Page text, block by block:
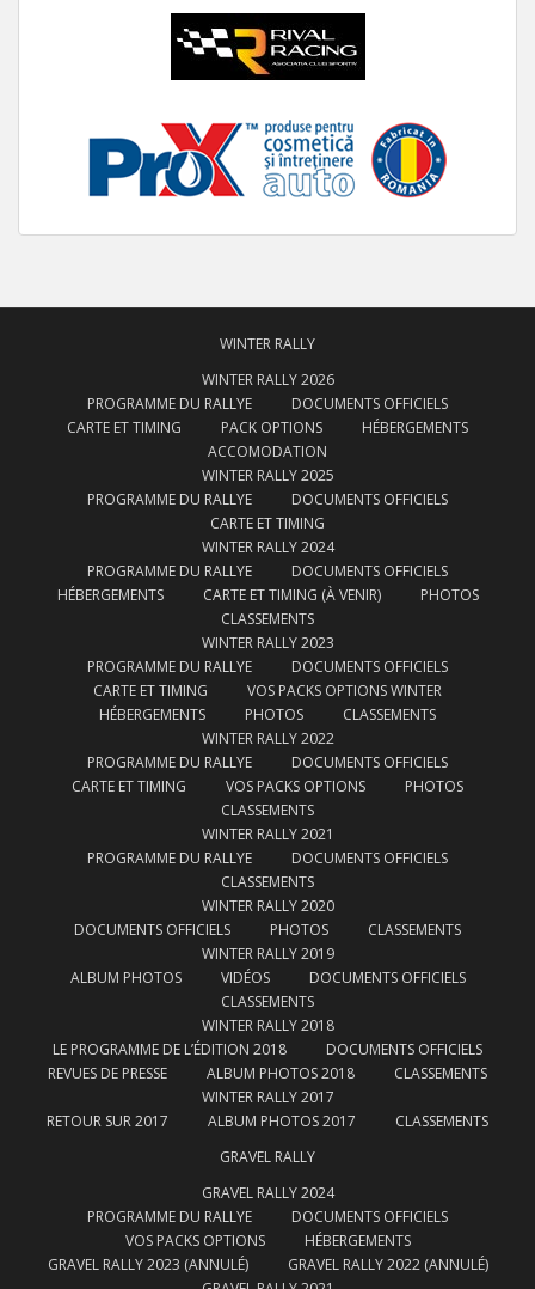
WINTER RALLY
WINTER RALLY 2026
PROGRAMME DU RALLYE
DOCUMENTS OFFICIELS
CARTE ET TIMING
PACK OPTIONS
HÉBERGEMENTS
ACCOMODATION
WINTER RALLY 2025
PROGRAMME DU RALLYE
DOCUMENTS OFFICIELS
CARTE ET TIMING
WINTER RALLY 2024
PROGRAMME DU RALLYE
DOCUMENTS OFFICIELS
HÉBERGEMENTS
CARTE ET TIMING (À VENIR)
PHOTOS
CLASSEMENTS
WINTER RALLY 2023
PROGRAMME DU RALLYE
DOCUMENTS OFFICIELS
CARTE ET TIMING
VOS PACKS OPTIONS WINTER
HÉBERGEMENTS
PHOTOS
CLASSEMENTS
WINTER RALLY 2022
PROGRAMME DU RALLYE
DOCUMENTS OFFICIELS
CARTE ET TIMING
VOS PACKS OPTIONS
PHOTOS
CLASSEMENTS
WINTER RALLY 2021
PROGRAMME DU RALLYE
DOCUMENTS OFFICIELS
CLASSEMENTS
WINTER RALLY 2020
DOCUMENTS OFFICIELS
PHOTOS
CLASSEMENTS
WINTER RALLY 2019
ALBUM PHOTOS
VIDÉOS
DOCUMENTS OFFICIELS
CLASSEMENTS
WINTER RALLY 2018
LE PROGRAMME DE L’ÉDITION 2018
DOCUMENTS OFFICIELS
REVUES DE PRESSE
ALBUM PHOTOS 2018
CLASSEMENTS
WINTER RALLY 2017
RETOUR SUR 2017
ALBUM PHOTOS 2017
CLASSEMENTS
GRAVEL RALLY
GRAVEL RALLY 2024
PROGRAMME DU RALLYE
DOCUMENTS OFFICIELS
VOS PACKS OPTIONS
HÉBERGEMENTS
GRAVEL RALLY 2023 (ANNULÉ)
GRAVEL RALLY 2022 (ANNULÉ)